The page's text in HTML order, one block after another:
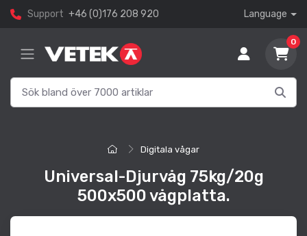
Support +46 (0)176 208 920 Language
0
Digitala vågar
Universal-Djurvåg 75kg/20g
500x500 vågplatta.